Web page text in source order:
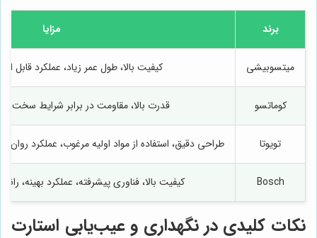
برند مزایا
میتسوبیشی کیفیت بالا، طول عمر زیاد، عملکرد قابل
کوماتسو قدرت بالا، مقاومت در برابر شرایط سخت
تویوتا طراحی دقیق، استفاده از مواد اولیه مرغوب، عملکرد روان،
Bosch کیفیت بالا، فناوری پیشرفته، عملکرد بهینه،
نکات کلیدی در نگهداری و عیب‌یابی استارت